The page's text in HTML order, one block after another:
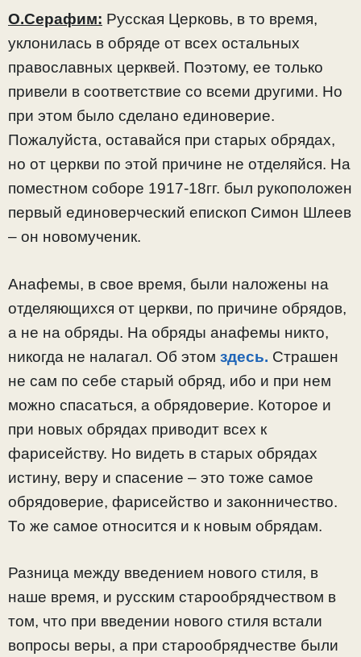
О.Серафим: Русская Церковь, в то время,
уклонилась в обряде от всех остальных
православных церквей. Поэтому, ее только
привели в соответствие со всеми другими. Но
при этом было сделано единоверие.
Пожалуйста, оставайся при старых обрядах,
но от церкви по этой причине не отделяйся. На
поместном соборе 1917-18гг. был рукоположен
первый единоверческий епископ Симон Шлеев
– он новомученик.
Анафемы, в свое время, были наложены на
отделяющихся от церкви, по причине обрядов,
а не на обряды. На обряды анафемы никто,
никогда не налагал. Об этом здесь. Страшен
не сам по себе старый обряд, ибо и при нем
можно спасаться, а обрядоверие. Которое и
при новых обрядах приводит всех к
фарисейству. Но видеть в старых обрядах
истину, веру и спасение – это тоже самое
обрядоверие, фарисейство и законничество.
То же самое относится и к новым обрядам.
Разница между введением нового стиля, в
наше время, и русским старообрядчеством в
том, что при введении нового стиля встали
вопросы веры, а при старообрядчестве были